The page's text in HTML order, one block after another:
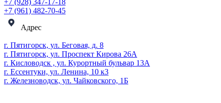
+7 (961) 482-70-45
Адрес
г. Пятигорск, ул. Беговая, д. 8
г. Пятигорск, ул. Проспект Кирова 26А
г. Кисловодск , ул. Курортный бульвар 13А
г. Ессентуки, ул. Ленина, 10 к3
г. Железноводск, ул. Чайковского, 1Б